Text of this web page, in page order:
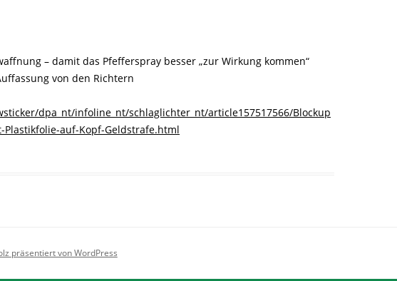
– damit das Pfefferspray besser „zur Wirkung kommen“
von den Richtern
dpa_nt/infoline_nt/schlaglichter_nt/article157517566/Blockup
auf-Kopf-Geldstrafe.html
präsentiert von WordPress